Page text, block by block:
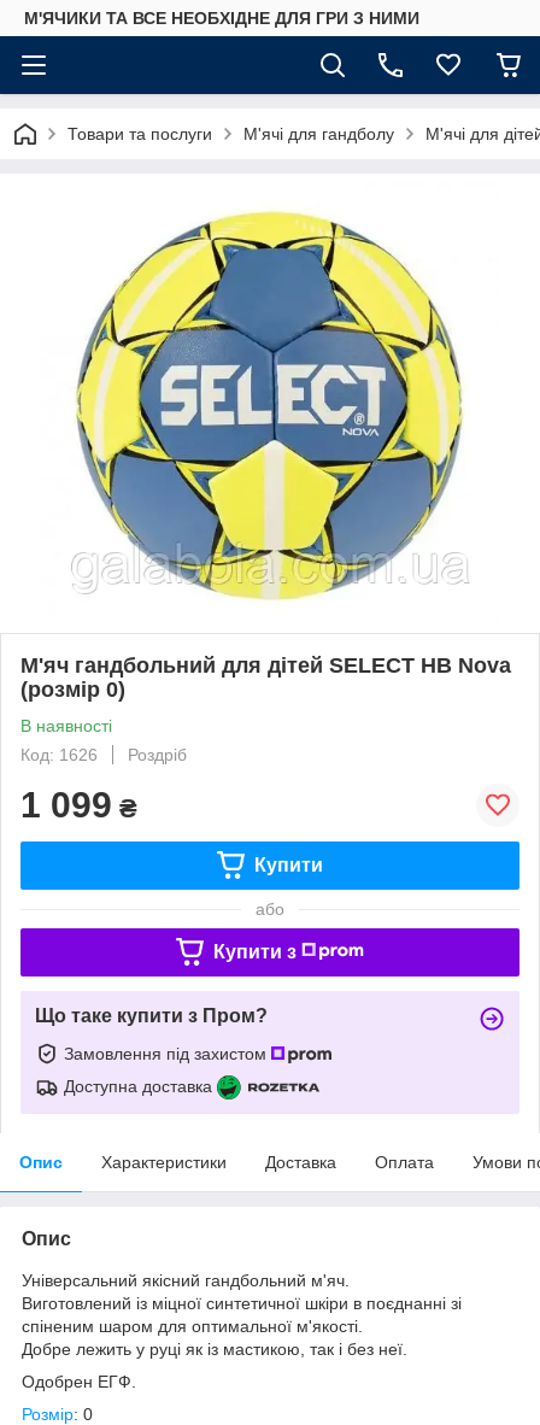
М'ЯЧИКИ ТА ВСЕ НЕОБХІДНЕ ДЛЯ ГРИ З НИМИ
Товари та послуги М'ячі для гандболу М'ячі для
М'яч гандбольний для дітей SELECT HB Nova
(розмір 0)
В наявності
Код: 1626
Роздріб
1 099 ₴
Купити
або
Купити з
Що таке купити з Пром?
Замовлення під захистом
Доступна доставка
Опис Характеристики Доставка Оплата Умови
Опис
Універсальний якісний гандбольний м'яч.
Виготовлений із міцної синтетичної шкіри в поєднанні зі
спіненим шаром для оптимальної м'якості.
Добре лежить у руці як із мастикою, так і без неї.
Одобрен ЕГФ.
Розмір: 0